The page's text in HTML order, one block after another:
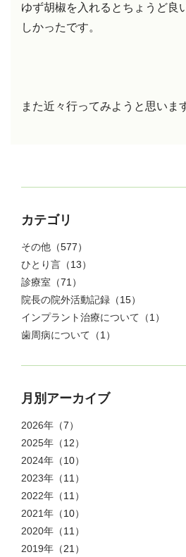
ゆず胡椒を入れるとちょうど良
しかったです。
また近々行ってみようと思いま
カテゴリ
その他 （577）
ひとり言 （13）
診療室 （71）
院長の院外活動記録 （15）
インプラント治療について （1）
歯周病について （1）
月別アーカイブ
2026年 （7）
2025年 （12）
2024年 （10）
2023年 （11）
2022年 （11）
2021年 （10）
2020年 （11）
2019年 （21）